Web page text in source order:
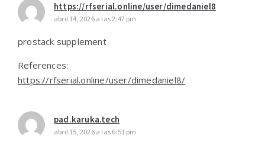
https://rfserial.online/user/dimedaniel8
abril 14, 2026 a las 2:47 pm
prostack supplement
References:
https://rfserial.online/user/dimedaniel8/
pad.karuka.tech
abril 15, 2026 a las 6:51 pm